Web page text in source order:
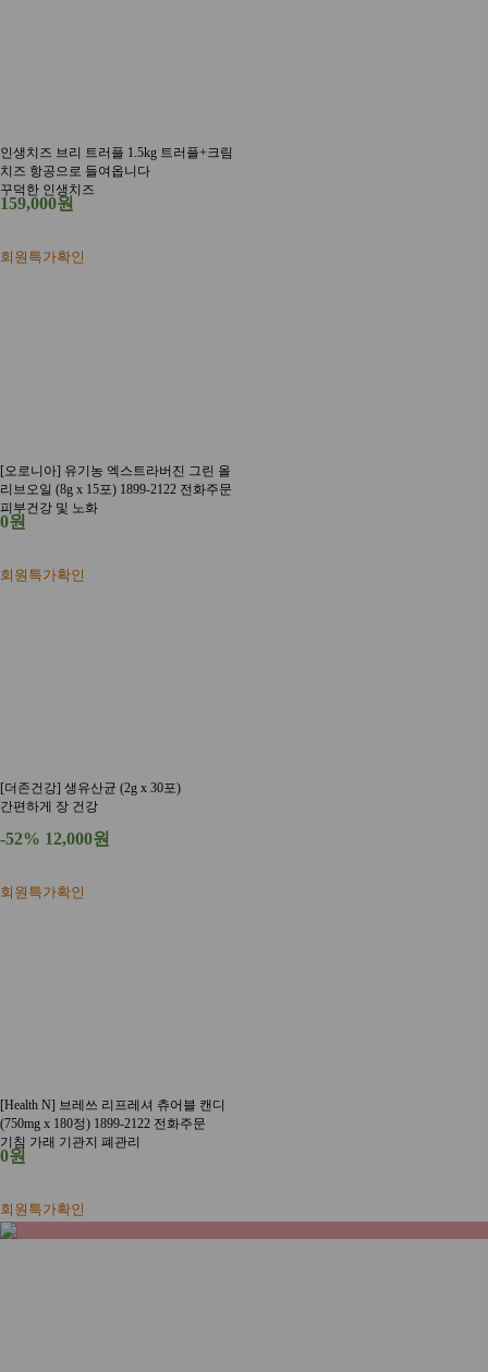
인생치즈 브리 트러플 1.5kg 트러플+크림
치즈 항공으로 들여옵니다
꾸덕한 인생치즈
159,000원
회원특가확인
[오로니아] 유기농 엑스트라버진 그린 올
리브오일 (8g x 15포) 1899-2122 전화주문
피부건강 및 노화
0원
회원특가확인
[더존건강] 생유산균 (2g x 30포)
간편하게 장 건강
-52% 12,000원
회원특가확인
[Health N] 브레쓰 리프레셔 츄어블 캔디
(750mg x 180정) 1899-2122 전화주문
기침 가래 기관지 폐관리
0원
회원특가확인